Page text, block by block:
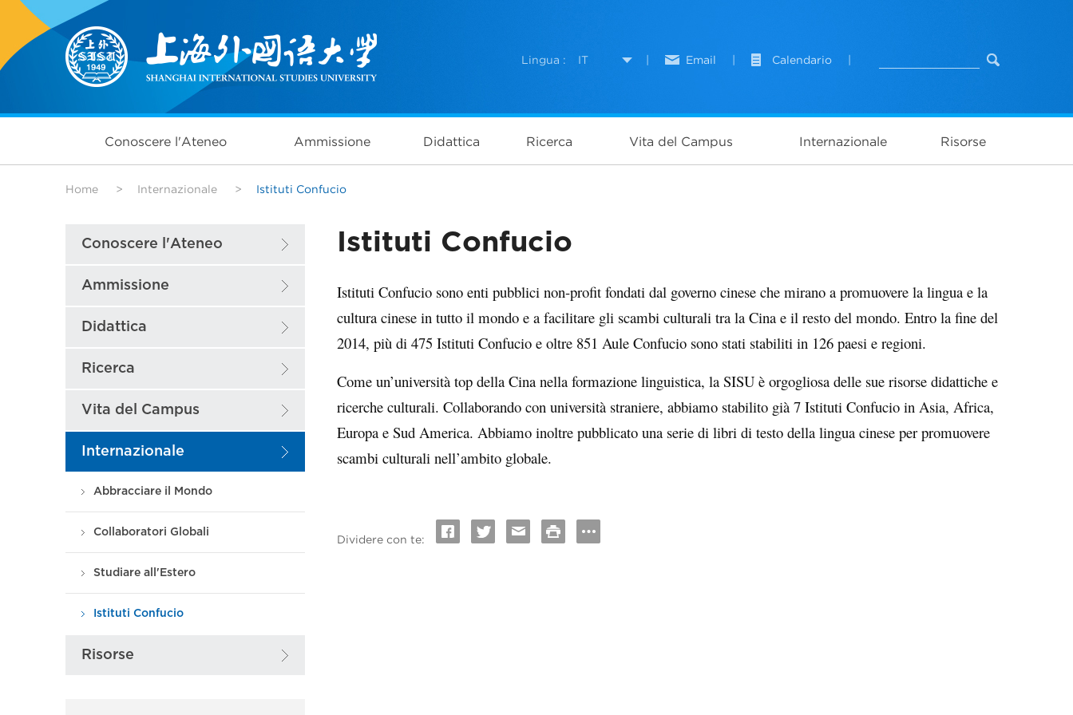
Lingua : IT Email Calendario
Conoscere l'Ateneo Ammissione Didattica Ricerca Vita del Campus Internazionale Risorse
Home > Internazionale > Istituti Confucio
Conoscere l'Ateneo
Ammissione
Didattica
Ricerca
Vita del Campus
Internazionale
Abbracciare il Mondo
Collaboratori Globali
Studiare all'Estero
Istituti Confucio
Risorse
Istituti Confucio
Istituti Confucio sono enti pubblici non-profit fondati dal governo cinese che mirano a promuovere la lingua e la
cultura cinese in tutto il mondo e a facilitare gli scambi culturali tra la Cina e il resto del mondo. Entro la fine del
2014, più di 475 Istituti Confucio e oltre 851 Aule Confucio sono stati stabiliti in 126 paesi e regioni.
Come un’università top della Cina nella formazione linguistica, la SISU è orgogliosa delle sue risorse didattiche e
ricerche culturali. Collaborando con università straniere, abbiamo stabilito già 7 Istituti Confucio in Asia, Africa,
Europa e Sud America. Abbiamo inoltre pubblicato una serie di libri di testo della lingua cinese per promuovere
scambi culturali nell’ambito globale.
Dividere con te: